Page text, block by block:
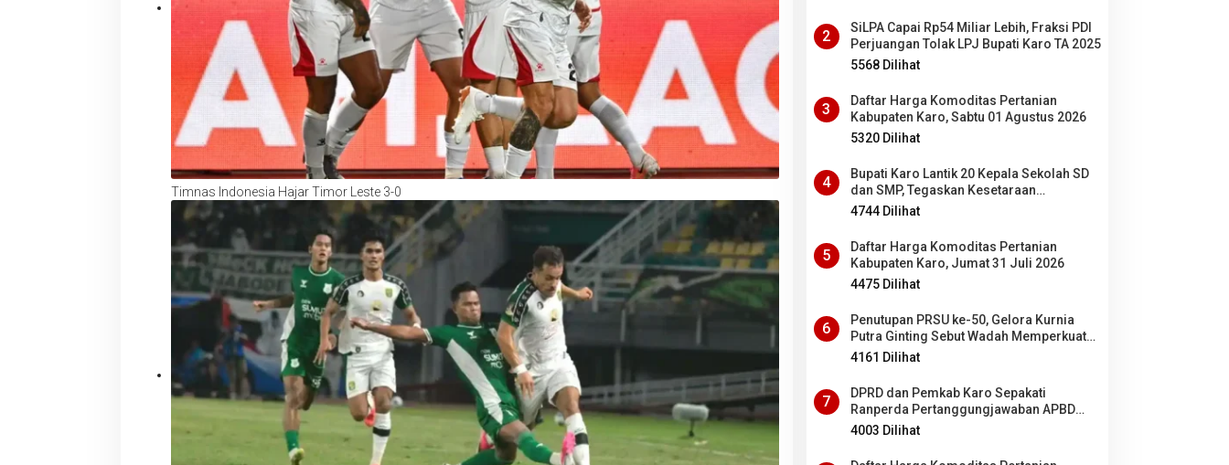
Timnas Indonesia Hajar Timor Leste 3-0
2
SiLPA Capai Rp54 Miliar Lebih, Fraksi PDI
Perjuangan Tolak LPJ Bupati Karo TA 2025
5568 Dilihat
3
Daftar Harga Komoditas Pertanian
Kabupaten Karo, Sabtu 01 Agustus 2026
5320 Dilihat
4
Bupati Karo Lantik 20 Kepala Sekolah SD
dan SMP, Tegaskan Kesetaraan
Kesempatan Bagi ASN PNS dan PPPK
4744 Dilihat
5
Daftar Harga Komoditas Pertanian
Kabupaten Karo, Jumat 31 Juli 2026
4475 Dilihat
6
Penutupan PRSU ke-50, Gelora Kurnia
Putra Ginting Sebut Wadah Memperkuat
Kolaborasi antardaerah di Sumut
4161 Dilihat
7
DPRD dan Pemkab Karo Sepakati
Ranperda Pertanggungjawaban APBD
2025 Jadi Perda
4003 Dilihat